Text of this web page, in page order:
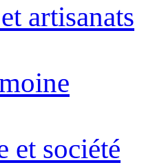
artisanats
et société